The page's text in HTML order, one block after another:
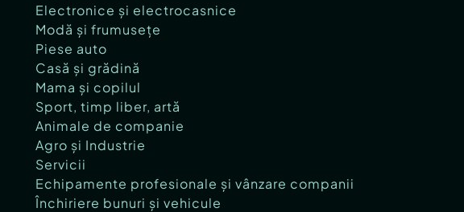
Electronice și electrocasnice
Modă și frumusețe
Piese auto
Casă și grădină
Mama și copilul
Sport, timp liber, artă
Animale de companie
Agro și Industrie
Servicii
Echipamente profesionale și vânzare companii
Închiriere bunuri și vehicule